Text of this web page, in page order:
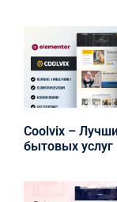
Coolvix –
бытовых услуг